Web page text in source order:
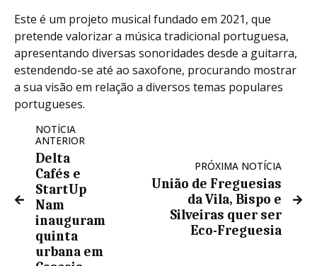
Este é um projeto musical fundado em 2021, que
pretende valorizar a música tradicional portuguesa,
apresentando diversas sonoridades desde a guitarra,
estendendo-se até ao saxofone, procurando mostrar
a sua visão em relação a diversos temas populares
portugueses.
NOTÍCIA
ANTERIOR
Delta
Cafés e
StartUp
Nam
inauguram
quinta
urbana em
PRÓXIMA NOTÍCIA
União de Freguesias
da Vila, Bispo e
Silveiras quer ser
Eco-Freguesia